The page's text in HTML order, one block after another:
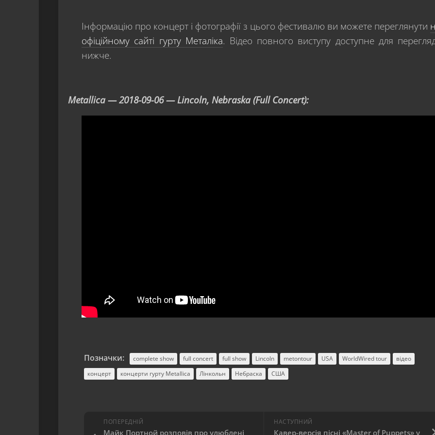
Інформацію про концерт і фотографії з цього фестивалю ви можете переглянути
офіційному сайті гурту Металіка. Відео повного виступу доступне для
нижче.
Metallica — 2018-09-06 — Lincoln, Nebraska (Full Concert):
Позначки: complete show full concert full show Lincoln metontour USA WorldWired tour
відео
концерт
концерти гурту Metallica Лінкольн Небраска США
НАСТУПНИЙ
Кавер-версія пісні «Master of Puppets» у
ПОПЕРЕДНІЙ
Майк Портной розповів про улюблені